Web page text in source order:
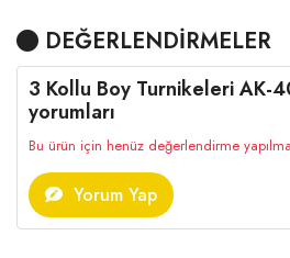
DEĞERLENDİRMELER
3 Kollu Boy Turnikeleri AK-
yorumları
Bu ürün için henüz değerlendirme
Yorum Yap